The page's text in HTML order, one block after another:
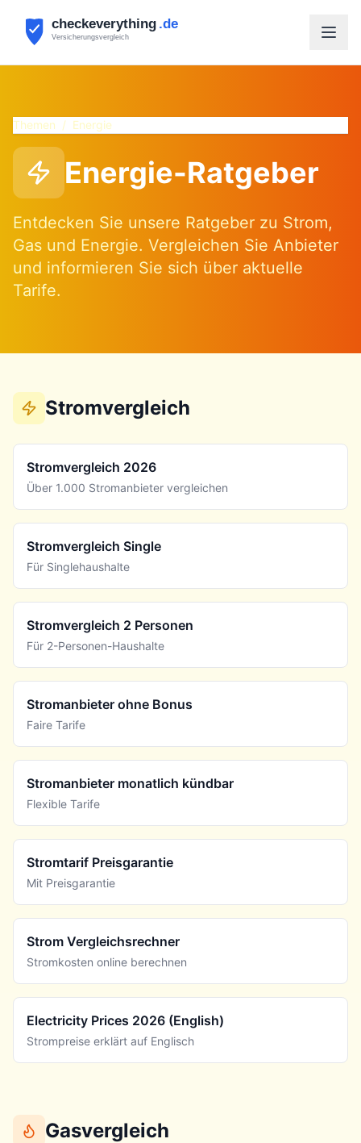
Themen / Energie
Energie-Ratgeber
Entdecken Sie unsere Ratgeber zu Strom,
Gas und Energie. Vergleichen Sie Anbieter
und informieren Sie sich über aktuelle
Tarife.
Stromvergleich
Stromvergleich 2026
Über 1.000 Stromanbieter vergleichen
Stromvergleich Single
Für Singlehaushalte
Stromvergleich 2 Personen
Für 2-Personen-Haushalte
Stromanbieter ohne Bonus
Faire Tarife
Stromanbieter monatlich kündbar
Flexible Tarife
Stromtarif Preisgarantie
Mit Preisgarantie
Strom Vergleichsrechner
Stromkosten online berechnen
Electricity Prices 2026 (English)
Strompreise erklärt auf Englisch
Gasvergleich